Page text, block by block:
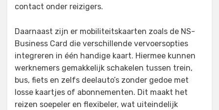
contact onder reizigers.
Daarnaast zijn er mobiliteitskaarten zoals de NS-
Business Card die verschillende vervoersopties
integreren in één handige kaart. Hiermee kunnen
werknemers gemakkelijk schakelen tussen trein,
bus, fiets en zelfs deelauto’s zonder gedoe met
losse kaartjes of abonnementen. Dit maakt het
reizen soepeler en flexibeler, wat uiteindelijk